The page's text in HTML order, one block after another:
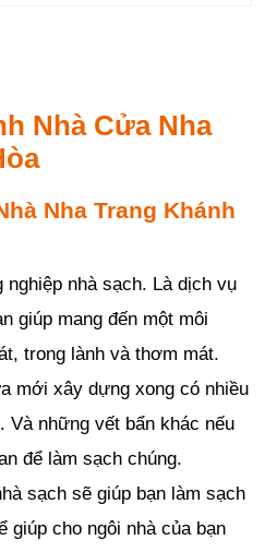
Nhà Cửa Nha
Nha Trang Khánh
nghiệp nhà sạch. Là dịch vụ
giúp mang đến một môi
trong lành và thơm mát.
mới xây dựng xong có nhiều
Và những vết bẩn khác nếu
để làm sạch chúng.
sạch sẽ giúp bạn làm sạch
giúp cho ngôi nhà của bạn